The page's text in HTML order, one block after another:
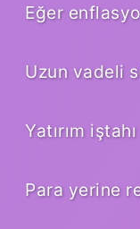
Eğer
Uzun vadeli
Yatırım
Para yerine